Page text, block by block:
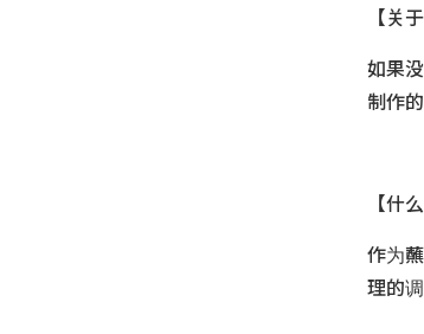
【关
如果
制作的
【什
作为
理的